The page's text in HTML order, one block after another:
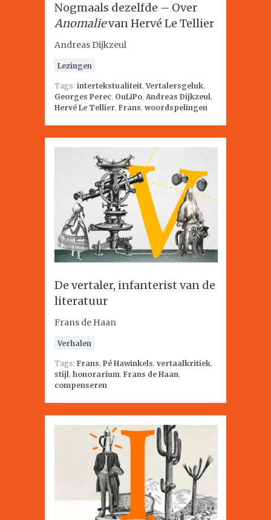
Nogmaals dezelfde – Over
Anomalievan Hervé Le Tellier
Andreas Dijkzeul
Lezingen
Tags: intertekstualiteit,Vertalersgeluk,
Georges Perec, OuLiPo, Andreas Dijkzeul,
Hervé Le Tellier, Frans, woordspelingen
De vertaler, infanterist van de
literatuur
Frans de Haan
Verhalen
Tags: Frans, Pé Hawinkels, vertaalkritiek,
stijl, honorarium, Frans de Haan,
compenseren